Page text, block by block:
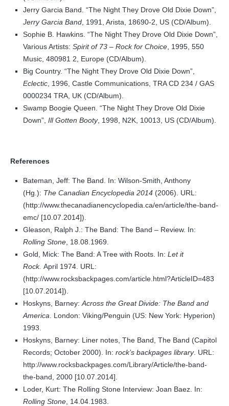
Jerry Garcia Band. “The Night They Drove Old Dixie Down”,
Jerry Garcia Band , 1991, Arista, 18690-2, US (CD/Album).
Sophie B. Hawkins. “The Night They Drove Old Dixie Down”,
Various Artists: Spirit of 73 – Rock for Choice , 1995, 550
Music, 480981 2, Europe (CD/Album).
Big Country. “The Night They Drove Old Dixie Down”,
Eclectic , 1996, Castle Communications, TRA CD 234 / GAS
0000234 TRA, UK (CD/Album).
Swamp Boogie Queen. “The Night They Drove Old Dixie
Down”, Ill Gotten Booty, 1998, N2K, 10013, US (CD/Album).
References
Bateman, Jeff: The Band. In: Wilson-Smith, Anthony
(Hg.): The Canadian Encyclopedia 2014 (2006). URL:
(http://www.thecanadianencyclopedia.ca/en/article/the-band-
emc/ [10.07.2014]).
Gleason, Ralph J.: The Band: The Band – Review. In:
Rolling Stone , 18.08.1969.
Gold, Mick: The Band: A Tree with Roots. In: Let it
Rock. April 1974. URL:
(http://www.rocksbackpages.com/article.html?ArticleID=483
[10.07.2014]).
Hoskyns, Barney: Across the Great Divide: The Band and
America . London: Viking/Penguin (US: New York: Hyperion)
1993.
Hoskyns, Barney: Liner notes, The Band, The Band (Capitol
Records; October 2000). In: rock’s backpages library. URL:
http://www.rocksbackpages.com/Library/Article/the-band-
the-band, 2000 [10.07.2014].
Loder, Kurt: The Rolling Stone Interview: Joan Baez. In:
Rolling Stone , 14.04.1983.